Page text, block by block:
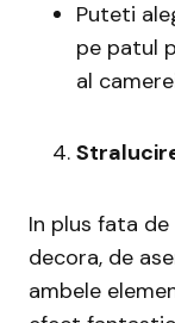
Puteti
pe patul
al
In plus fata
decora, de
ambele